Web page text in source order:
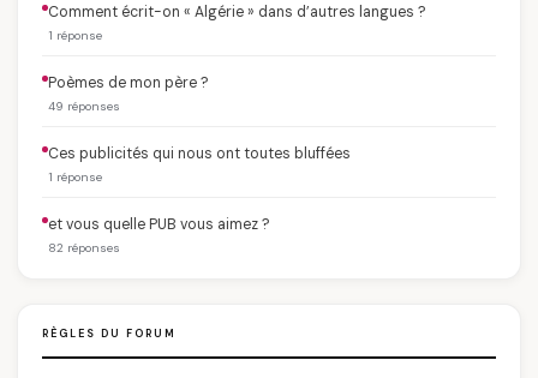
Comment écrit-on « Algérie » dans d’autres langues ?
1 réponse
Poèmes de mon père ?
49 réponses
Ces publicités qui nous ont toutes bluffées
1 réponse
et vous quelle PUB vous aimez ?
82 réponses
RÈGLES DU FORUM